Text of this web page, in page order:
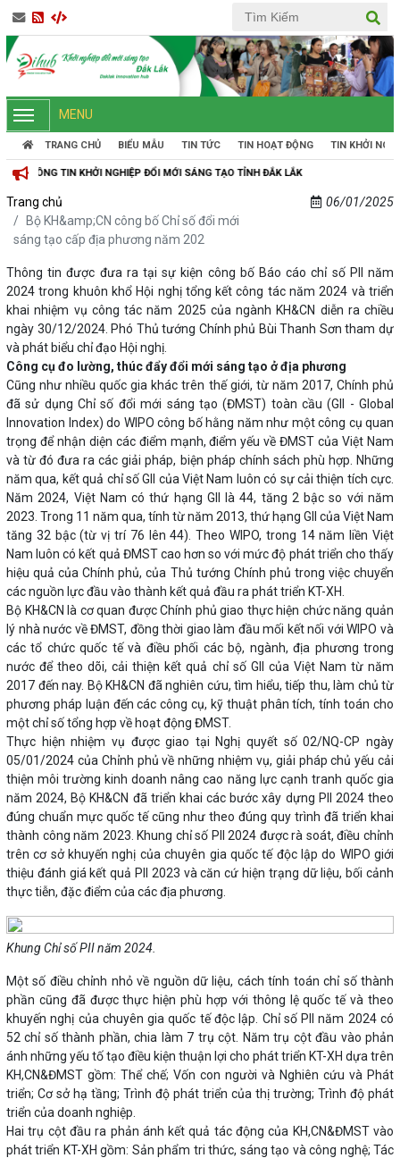
MENU
TRANG CHỦ BIỂU MẪU TIN TỨC TIN HOẠT ĐỘNG TIN KHỞI
NGHIỆP ĐỔI MỚI SÁNG TẠO TỈNH ĐẮK LẮK
Trang chủ
Bộ KH&amp;CN công bố Chỉ số đổi mới
sáng tạo cấp địa phương năm 202
06/01/2025
Thông tin được đưa ra tại sự kiện công bố Báo cáo chỉ số PII năm
2024 trong khuôn khổ Hội nghị tổng kết công tác năm 2024 và triển
khai nhiệm vụ công tác năm 2025 của ngành KH&CN diễn ra chiều
ngày 30/12/2024. Phó Thủ tướng Chính phủ Bùi Thanh Sơn tham dự
và phát biểu chỉ đạo Hội nghị.
Công cụ đo lường, thúc đẩy đổi mới sáng tạo ở địa phương
Cũng như nhiều quốc gia khác trên thế giới, từ năm 2017, Chính phủ
đã sử dụng Chỉ số đổi mới sáng tạo (ĐMST) toàn cầu (GII - Global
Innovation Index) do WIPO công bố hằng năm như một công cụ quan
trọng để nhận diện các điểm mạnh, điểm yếu về ĐMST của Việt Nam
và từ đó đưa ra các giải pháp, biện pháp chính sách phù hợp. Những
năm qua, kết quả chỉ số GII của Việt Nam luôn có sự cải thiện tích cực.
Năm 2024, Việt Nam có thứ hạng GII là 44, tăng 2 bậc so với năm
2023. Trong 11 năm qua, tính từ năm 2013, thứ hạng GII của Việt Nam
tăng 32 bậc (từ vị trí 76 lên 44). Theo WIPO, trong 14 năm liền Việt
Nam luôn có kết quả ĐMST cao hơn so với mức độ phát triển cho thấy
hiệu quả của Chính phủ, của Thủ tướng Chính phủ trong việc chuyển
các nguồn lực đầu vào thành kết quả đầu ra phát triển KT-XH.
Bộ KH&CN là cơ quan được Chính phủ giao thực hiện chức năng quản
lý nhà nước về ĐMST, đồng thời giao làm đầu mối kết nối với WIPO và
các tổ chức quốc tế và điều phối các bộ, ngành, địa phương trong
nước để theo dõi, cải thiện kết quả chỉ số GII của Việt Nam từ năm
2017 đến nay. Bộ KH&CN đã nghiên cứu, tìm hiểu, tiếp thu, làm chủ từ
phương pháp luận đến các công cụ, kỹ thuật phân tích, tính toán cho
một chỉ số tổng hợp về hoạt động ĐMST.
Thực hiện nhiệm vụ được giao tại Nghị quyết số 02/NQ-CP ngày
05/01/2024 của Chỉnh phủ về những nhiệm vụ, giải pháp chủ yếu cải
thiện môi trường kinh doanh nâng cao năng lực cạnh tranh quốc gia
năm 2024, Bộ KH&CN đã triển khai các bước xây dựng PII 2024 theo
đúng chuẩn mực quốc tế cũng như theo đúng quy trình đã triển khai
thành công năm 2023. Khung chỉ số PII 2024 được rà soát, điều chỉnh
trên cơ sở khuyến nghị của chuyên gia quốc tế độc lập do WIPO giới
thiệu đánh giá kết quả PII 2023 và căn cứ hiện trạng dữ liệu, bối cảnh
thực tiễn, đặc điểm của các địa phương.
Khung Chỉ số PII năm 2024.
Một số điều chỉnh nhỏ về nguồn dữ liệu, cách tính toán chỉ số thành
phần cũng đã được thực hiện phù hợp với thông lệ quốc tế và theo
khuyến nghị của chuyên gia quốc tế độc lập. Chỉ số PII năm 2024 có
52 chỉ số thành phần, chia làm 7 trụ cột. Năm trụ cột đầu vào phản
ánh những yếu tố tạo điều kiện thuận lợi cho phát triển KT-XH dựa trên
KH,CN&ĐMST gồm: Thể chế; Vốn con người và Nghiên cứu và Phát
triển; Cơ sở hạ tầng; Trình độ phát triển của thị trường; Trình độ phát
triển của doanh nghiệp.
Hai trụ cột đầu ra phản ánh kết quả tác động của KH,CN&ĐMST vào
phát triển KT-XH gồm: Sản phẩm tri thức, sáng tạo và công nghệ; Tác